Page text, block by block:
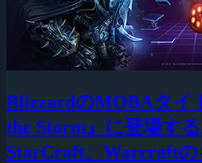
BlizzardのMOBAタイ
the Storm』に登場する
StarCraft、Warcraft